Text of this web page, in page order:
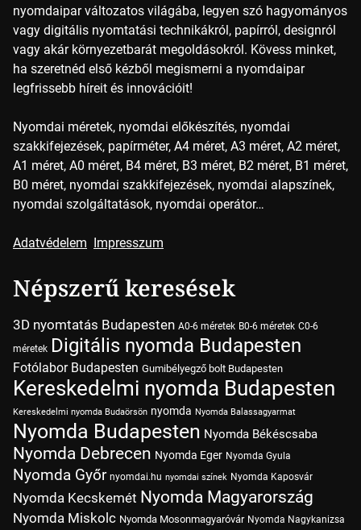
nyomdaipar változatos világába, legyen szó hagyományos
vagy digitális nyomtatási technikákról, papírról, designról
vagy akár környezetbarát megoldásokról. Kövess minket,
ha szeretnéd első kézből megismerni a nyomdaipar
legfrissebb híreit és innovációit!
Nyomdai méretek, nyomdai előkészítés, nyomdai
szakkifejezések, papírméter, A4 méret, A3 méret, A2 méret,
A1 méret, A0 méret, B4 méret, B3 méret, B2 méret, B1 méret,
B0 méret, nyomdai szakkifejezések, nyomdai alapszínek,
nyomdai szolgáltatások, nyomdai operátor…
Adatvédelem Impresszum
Népszerű keresések
3D nyomtatás Budapesten A0-6 méretek B0-6 méretek C0-6
méretek Digitális nyomda Budapesten
Fotólabor Budapesten Gumibélyegző bolt Budapesten
Kereskedelmi nyomda Budapesten
Kereskedelmi nyomda Budaörsön nyomda Nyomda Balassagyarmat
Nyomda Budapesten Nyomda Békéscsaba
Nyomda Debrecen Nyomda Eger Nyomda Gyula
Nyomda Győr nyomdai.hu nyomdai színek Nyomda Kaposvár
Nyomda Kecskemét Nyomda Magyarország
Nyomda Miskolc Nyomda Mosonmagyaróvár Nyomda Nagykanizsa